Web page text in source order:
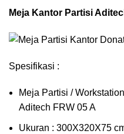
Meja Kantor Partisi
Spesifikasi :
Meja Partisi /
Aditech FRW 05 A
Ukuran : 300X320X75